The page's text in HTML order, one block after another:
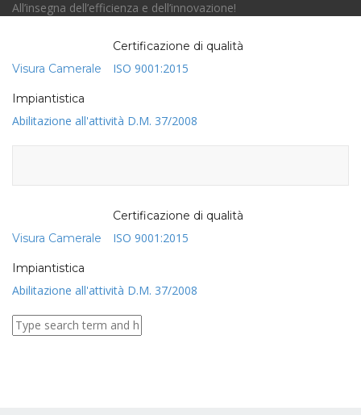
All’insegna dell’efficienza e dell’innovazione!
Visura Camerale
Certificazione di qualità
ISO 9001:2015
Impiantistica
Abilitazione all'attività D.M. 37/2008
Visura Camerale
Certificazione di qualità
ISO 9001:2015
Impiantistica
Abilitazione all'attività D.M. 37/2008